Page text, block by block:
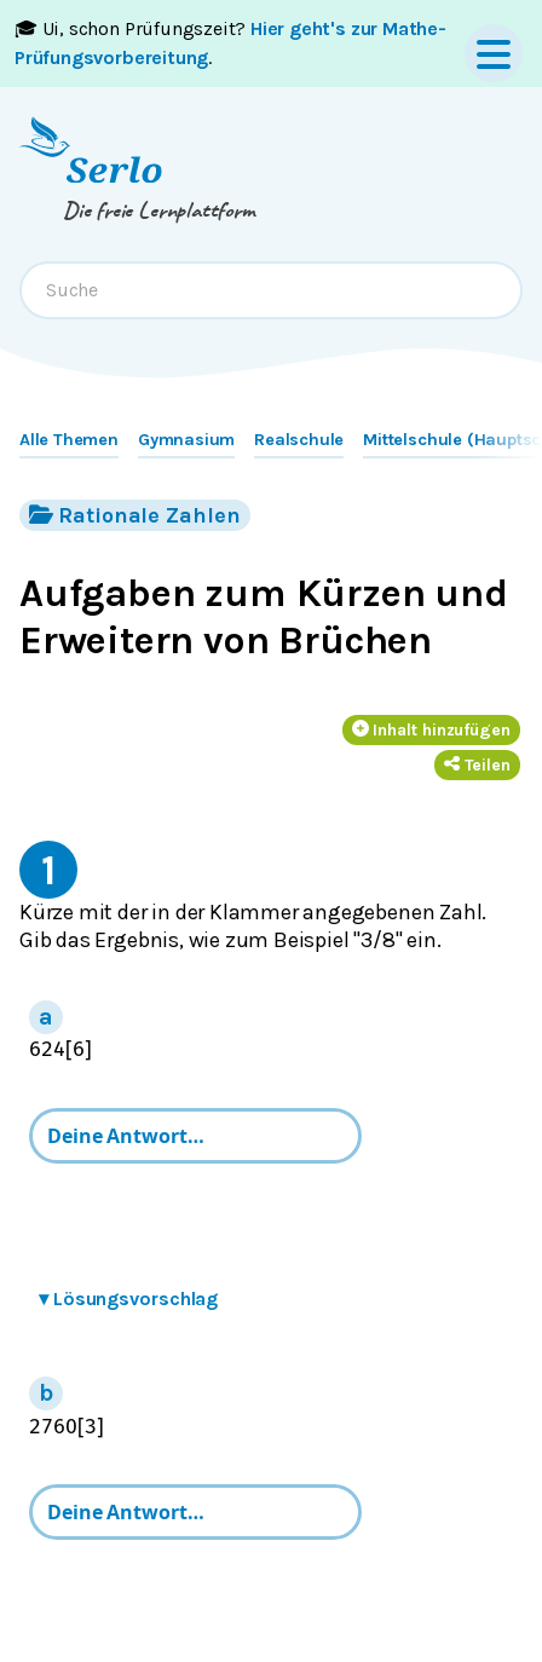
🎓 Ui, schon Prüfungszeit? Hier geht's zur Mathe-
Prüfungsvorbereitung.
Springe zumInhaltoderFooter
Die freie Lernplattform
Alle Themen Gymnasium Realschule Mittelschule
Rationale Zahlen
Aufgaben zum Kürzen und
Erweitern von Brüchen
Inhalt hinzufügen
Teilen
1
Kürze mit der in der Klammer angegebenen Zahl.
Gib das Ergebnis, wie zum Beispiel "3/8" ein.
624 6
▾ Lösungsvorschlag
2760[3]